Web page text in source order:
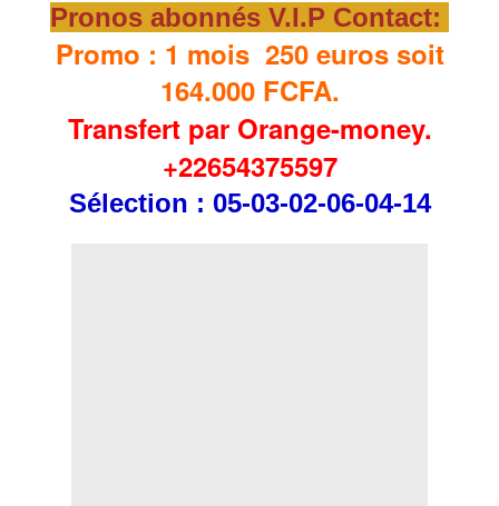
Pronos abonnés V.I.P Contact:
Promo : 1 mois 250 euros soit
164.000 FCFA.
Transfert par Orange-money.
+22654375597
Sélection : 05-03-02-06-04-14